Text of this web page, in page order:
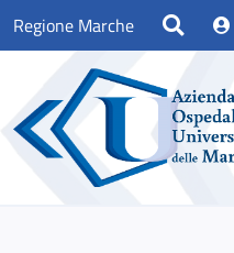
Regione Marche